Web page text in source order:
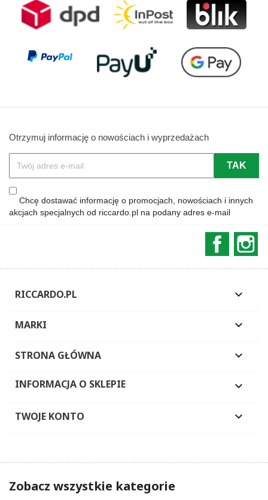
Otrzymuj informację o nowościach i wyprzedażach
Chcę dostawać informację o promocjach, nowościach i innych
akcjach specjalnych od riccardo.pl na podany adres e-mail
RICCARDO.PL 
MARKI 
STRONA GŁÓWNA 
INFORMACJA O SKLEPIE 
TWOJE KONTO 
Zobacz wszystkie kategorie